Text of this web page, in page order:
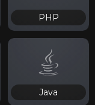
PHP
Java